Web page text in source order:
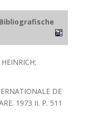
DE
1973 II. P. 511